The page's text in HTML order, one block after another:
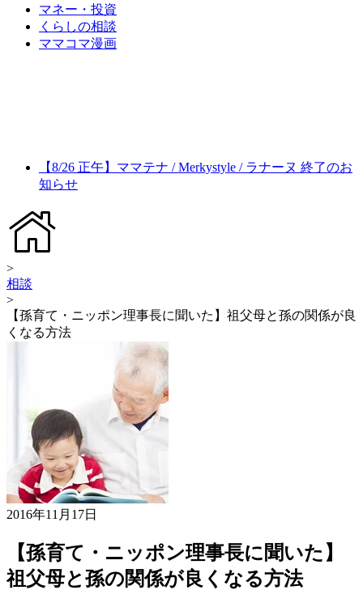
マネー・投資
くらしの相談
ママコマ漫画
【8/26 正午】ママテナ / Merkystyle / ラナーヌ 終了のお
知らせ
>
相談
>
【孫育て・ニッポン理事長に聞いた】祖父母と孫の関係が良
くなる方法
2016年11月17日
【孫育て・ニッポン理事長に聞いた】
祖父母と孫の関係が良くなる方法